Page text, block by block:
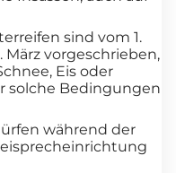
sind vom 1.
März vorgeschrieben,
Eis oder
solche Bedingungen
während der